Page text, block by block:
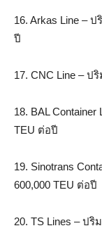
16. Arkas Line –
ปี
17. CNC Line – ป
18. BAL
TEU ต่อปี
19. Sinotrans
600,000 TEU ต่อปี
20. TS Lines – ป